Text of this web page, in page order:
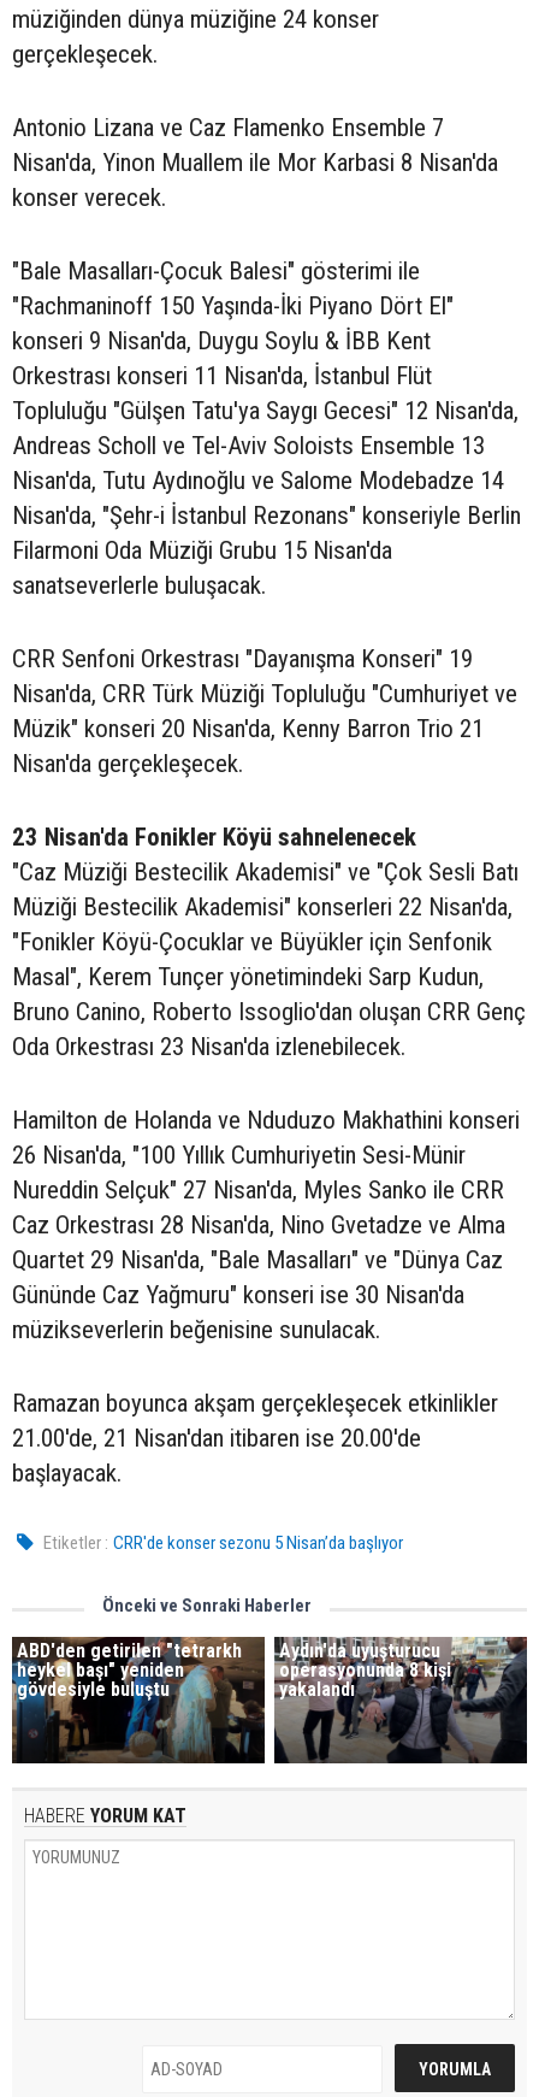
müziğinden dünya müziğine 24 konser
gerçekleşecek.
Antonio Lizana ve Caz Flamenko Ensemble 7
Nisan'da, Yinon Muallem ile Mor Karbasi 8 Nisan'da
konser verecek.
"Bale Masalları-Çocuk Balesi" gösterimi ile
"Rachmaninoff 150 Yaşında-İki Piyano Dört El"
konseri 9 Nisan'da, Duygu Soylu & İBB Kent
Orkestrası konseri 11 Nisan'da, İstanbul Flüt
Topluluğu "Gülşen Tatu'ya Saygı Gecesi" 12 Nisan'da,
Andreas Scholl ve Tel-Aviv Soloists Ensemble 13
Nisan'da, Tutu Aydınoğlu ve Salome Modebadze 14
Nisan'da, "Şehr-i İstanbul Rezonans" konseriyle Berlin
Filarmoni Oda Müziği Grubu 15 Nisan'da
sanatseverlerle buluşacak.
CRR Senfoni Orkestrası "Dayanışma Konseri" 19
Nisan'da, CRR Türk Müziği Topluluğu "Cumhuriyet ve
Müzik" konseri 20 Nisan'da, Kenny Barron Trio 21
Nisan'da gerçekleşecek.
23 Nisan'da Fonikler Köyü sahnelenecek
"Caz Müziği Bestecilik Akademisi" ve "Çok Sesli Batı
Müziği Bestecilik Akademisi" konserleri 22 Nisan'da,
"Fonikler Köyü-Çocuklar ve Büyükler için Senfonik
Masal", Kerem Tunçer yönetimindeki Sarp Kudun,
Bruno Canino, Roberto Issoglio'dan oluşan CRR Genç
Oda Orkestrası 23 Nisan'da izlenebilecek.
Hamilton de Holanda ve Nduduzo Makhathini konseri
26 Nisan'da, "100 Yıllık Cumhuriyetin Sesi-Münir
Nureddin Selçuk" 27 Nisan'da, Myles Sanko ile CRR
Caz Orkestrası 28 Nisan'da, Nino Gvetadze ve Alma
Quartet 29 Nisan'da, "Bale Masalları" ve "Dünya Caz
Gününde Caz Yağmuru" konseri ise 30 Nisan'da
müzikseverlerin beğenisine sunulacak.
Ramazan boyunca akşam gerçekleşecek etkinlikler
21.00'de, 21 Nisan'dan itibaren ise 20.00'de
başlayacak.
Etiketler : CRR'de konser sezonu 5 Nisan’da başlıyor
Önceki ve Sonraki Haberler
ABD'den getirilen "tetrarkh
heykel başı" yeniden
gövdesiyle buluştu
Aydın'da uyuşturucu
operasyonunda 8 kişi
yakalandı
HABERE YORUM KAT